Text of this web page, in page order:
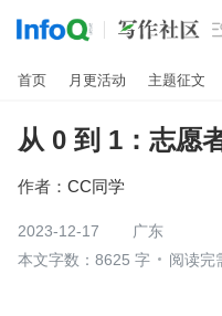
首页 月更活动 主题征文
从 0 到 1：志愿
作者： CC同学
2023-12-17
广东
本文字数：8625 字
阅读完